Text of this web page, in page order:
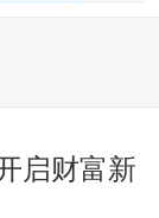
启财富新